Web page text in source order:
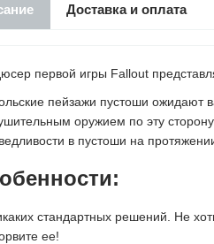
Доставка и оплата
первой игры Fallout
пейзажи пустоши
оружием по эту
в пустоши на
стандартных решений. Не
ее!